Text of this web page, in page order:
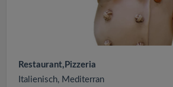
Restaurant,Pizzeria
Italienisch, Mediterran